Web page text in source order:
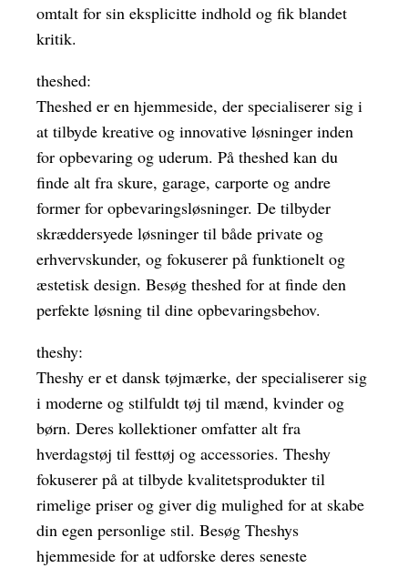
omtalt for sin eksplicitte indhold og fik blandet
kritik.
theshed:
Theshed er en hjemmeside, der specialiserer sig i
at tilbyde kreative og innovative løsninger inden
for opbevaring og uderum. På theshed kan du
finde alt fra skure, garage, carporte og andre
former for opbevaringsløsninger. De tilbyder
skræddersyede løsninger til både private og
erhvervskunder, og fokuserer på funktionelt og
æstetisk design. Besøg theshed for at finde den
perfekte løsning til dine opbevaringsbehov.
theshy:
Theshy er et dansk tøjmærke, der specialiserer sig
i moderne og stilfuldt tøj til mænd, kvinder og
børn. Deres kollektioner omfatter alt fra
hverdagstøj til festtøj og accessories. Theshy
fokuserer på at tilbyde kvalitetsprodukter til
rimelige priser og giver dig mulighed for at skabe
din egen personlige stil. Besøg Theshys
hjemmeside for at udforske deres seneste